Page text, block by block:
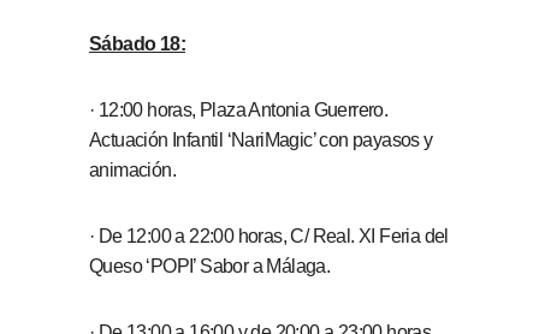
Sábado 18:
· 12:00 horas, Plaza Antonia Guerrero.
Actuación Infantil ‘NariMagic’ con payasos y
animación.
· De 12:00 a 22:00 horas, C/ Real. XI Feria del
Queso ‘POPI’ Sabor a Málaga.